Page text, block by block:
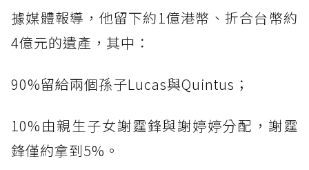
據媒體報導，他留下約1億港幣、折合台幣約
4億元的遺產，其中：
90%留給兩個孫子Lucas與Quintus；
10%由親生子女謝霆鋒與謝婷婷分配，謝霆
鋒僅約拿到5%。